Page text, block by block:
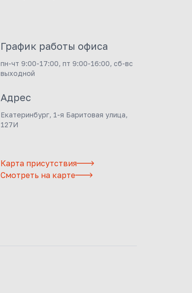
График работы офиса
пн-чт 9:00-17:00, пт 9:00-16:00, сб-вс
выходной
Адрес
Екатеринбург, 1-я Баритовая улица,
127И
Карта присутствия
Смотреть на карте